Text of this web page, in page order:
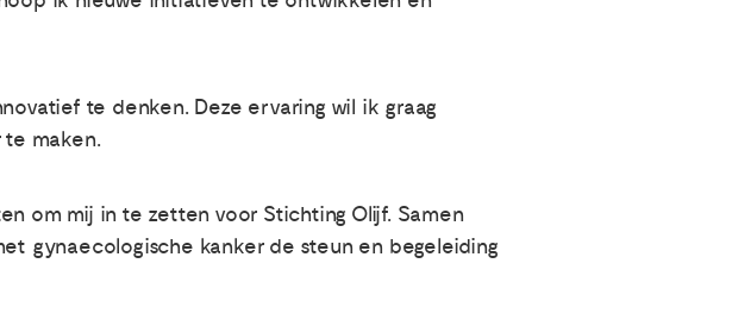
te denken. Deze ervaring wil ik graag
maken.
om mij in te zetten voor Stichting Olijf. Samen
gynaecologische kanker de steun en begeleiding